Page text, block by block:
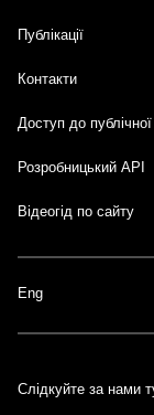
Публікації
Контакти
Доступ до
Розробницький API
Відеогід по сайту
Eng
Слідкуйте за нами